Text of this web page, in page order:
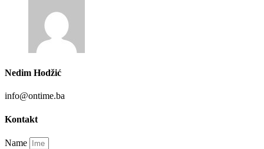
Nedim Hodžić
info@ontime.ba
Kontakt
Name